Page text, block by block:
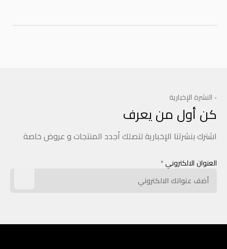
- النشرة الإخبارية
كن أول من يعرف
اشترك بنشرتنا الإخبارية لتصلك أجدد المنتجات و عروض خاصة
العنوان الالكتروني *